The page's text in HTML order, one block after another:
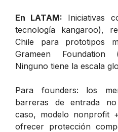
En LATAM: Iniciativas
tecnología kangaroo),
Chile para prototipos
Grameen Foundation
Ninguno tiene la escala
Para founders: los
barreras de entrada
caso, modelo nonprofit
ofrecer protección